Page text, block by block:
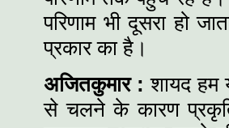
परिणाम भी दूसरा हो
प्रकार का है।
अजितकुमार : शायद हम
से चलने के कारण